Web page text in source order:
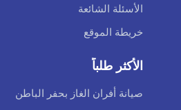
الأسئلة الشائعة
خريطة الموقع
الأكثر طلباً
صيانة أفران الغاز بحفر الباطن